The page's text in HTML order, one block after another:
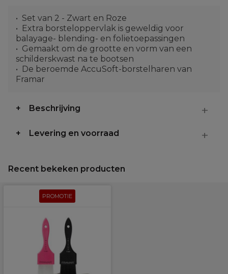
Set van 2 - Zwart en Roze
Extra borsteloppervlak is geweldig voor
balayage- blending- en folietoepassingen
Gemaakt om de grootte en vorm van een
schilderskwast na te bootsen
De beroemde AccuSoft-borstelharen van
Framar
Beschrijving
Levering en voorraad
Recent bekeken producten
PROMOTIE